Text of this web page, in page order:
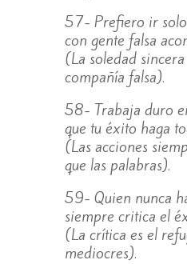
57- Prefiero ir
con gente falsa
(La soledad
compañía falsa).
58- Trabaja duro
que tu éxito haga
(Las acciones
que las palabras).
59- Quien nunca
siempre critica el
(La crítica es el
mediocres).